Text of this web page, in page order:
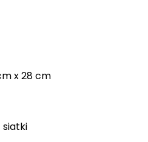
x 28 cm
siatki